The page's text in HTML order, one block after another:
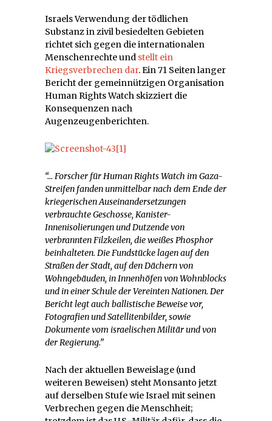
Israels Verwendung der tödlichen
Substanz in zivil besiedelten Gebieten
richtet sich gegen die internationalen
Menschenrechte und stellt ein
Kriegsverbrechen dar. Ein 71 Seiten langer
Bericht der gemeinnützigen Organisation
Human Rights Watch skizziert die
Konsequenzen nach
Augenzeugenberichten.
“… Forscher für Human Rights Watch im Gaza-
Streifen fanden unmittelbar nach dem Ende der
kriegerischen Auseinandersetzungen
verbrauchte Geschosse, Kanister-
Innenisolierungen und Dutzende von
verbrannten Filzkeilen, die weißes Phosphor
beinhalteten. Die Fundstücke lagen auf den
Straßen der Stadt, auf den Dächern von
Wohngebäuden, in Innenhöfen von Wohnblocks
und in einer Schule der Vereinten Nationen. Der
Bericht legt auch ballistische Beweise vor,
Fotografien und Satellitenbilder, sowie
Dokumente vom israelischen Militär und von
der Regierung.”
Nach der aktuellen Beweislage (und
weiteren Beweisen) steht Monsanto jetzt
auf derselben Stufe wie Israel mit seinen
Verbrechen gegen die Menschheit;